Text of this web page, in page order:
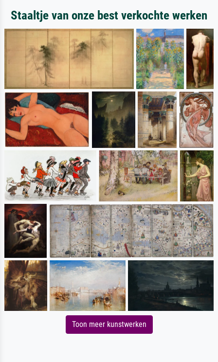
Staaltje van onze best verkochte werken
Toon meer kunstwerken